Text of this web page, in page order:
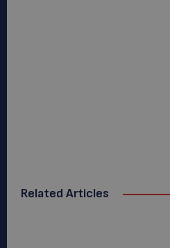
Related Articles